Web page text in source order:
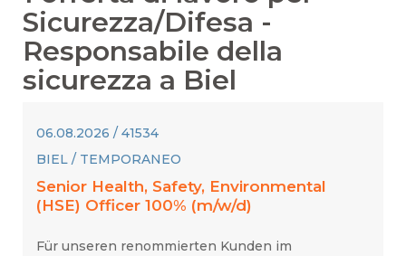
Sicurezza/Difesa -
Responsabile della
sicurezza a Biel
06.08.2026 / 41534
BIEL / TEMPORANEO
Senior Health, Safety, Environmental
(HSE) Officer 100% (m/w/d)
Für unseren renommierten Kunden im